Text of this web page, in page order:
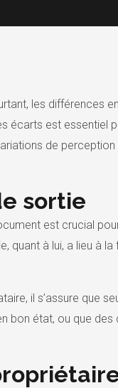
les différences
écarts est essentiel
de
sortie
est crucial
quant à lui, a lieu à
il s’assure que
bon état, ou que